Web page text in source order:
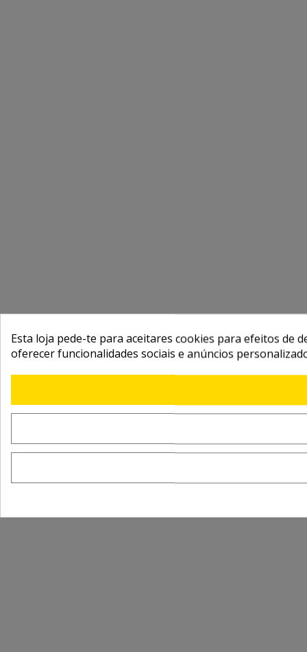
Esta loja pede-te para aceitares cookies para efeitos de
oferecer funcionalidades sociais e anúncios